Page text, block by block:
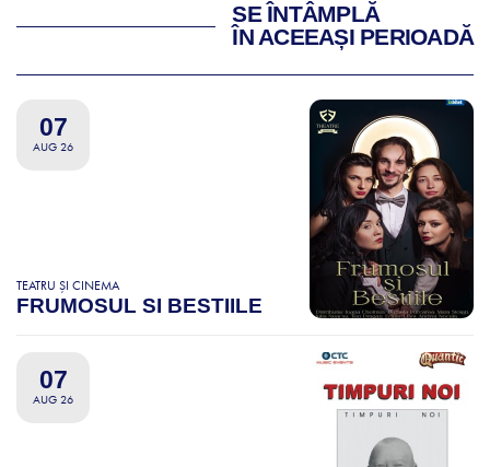
SE ÎNTÂMPLĂ
ÎN ACEEAȘI PERIOADĂ
07
AUG 26
TEATRU ȘI CINEMA
FRUMOSUL SI BESTIILE
07
AUG 26